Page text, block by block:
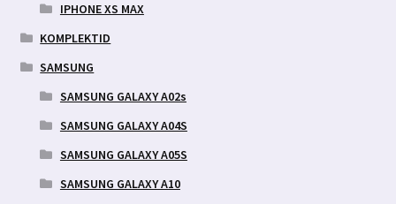
IPHONE XS MAX
KOMPLEKTID
SAMSUNG
SAMSUNG GALAXY A02s
SAMSUNG GALAXY A04S
SAMSUNG GALAXY A05S
SAMSUNG GALAXY A10